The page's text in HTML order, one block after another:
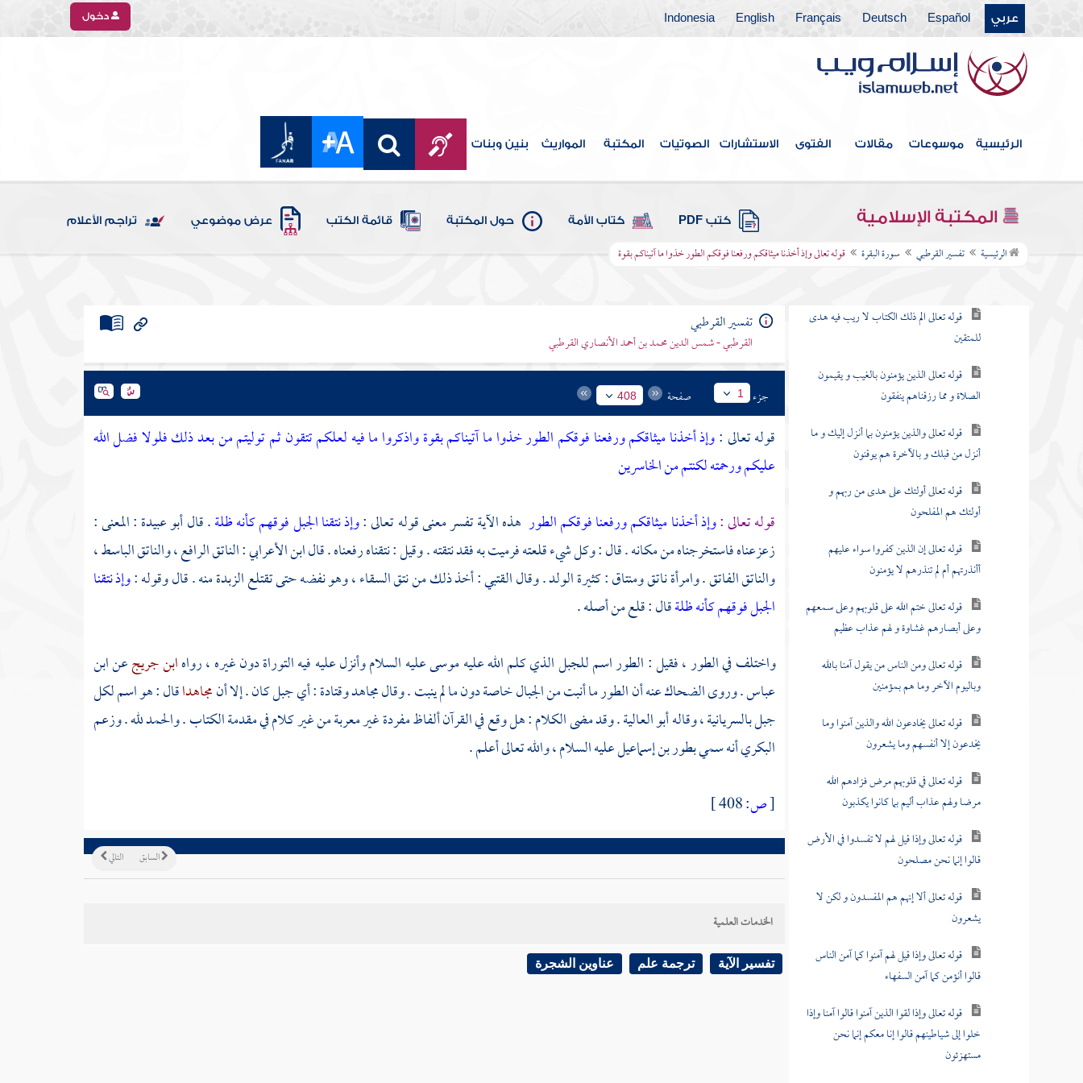
عربي Español
Deutsch
Français
English
Indonesia دخول
الرئيسية موسوعات مقالات الفتوى الاستشارات الصوتيات المكتبة المواريث بنين وبنات
المكتبة الإسلامية كتب PDF كتاب الأمة حول المكتبة قائمة الكتب عرض موضوعي تراجم الأعلام
الرئيسية تفسير القرطبي سورة البقرة قوله تعالى وإذ أخذنا ميثاقكم ورفعنا فوقكم الطور خذوا ما آتيناكم بقوة
باب ما جاء من الحجة في الرد على
من طعن في القرآن وخالف مصحف
عثمان بالزيادة والنقصان
سورة الفاتحة
سورة البقرة
قوله تعالى الم ذلك الكتاب لا ريب فيه هدى
للمتقين
قوله تعالى الذين يؤمنون بالغيب و يقيمون
الصلاة و مما رزقناهم ينفقون
قوله تعالى والذين يؤمنون بما أنزل إليك و ما
أنزل من قبلك و بالآخرة هم يوقنون
قوله تعالى أولئك على هدى من ربهم و
أولئك هم المفلحون
قوله تعالى إن الذين كفروا سواء عليهم
أأنذرتهم أم لم تنذرهم لا يؤمنون
قوله تعالى ختم الله على قلوبهم وعلى سمعهم
وعلى أبصارهم غشاوة و لهم عذاب عظيم
قوله تعالى ومن الناس من يقول آمنا بالله
وباليوم الآخر وما هم بمؤمنين
قوله تعالى يخادعون الله والذين آمنوا وما
يخدعون إلا أنفسهم وما يشعرون
قوله تعالى في قلوبهم مرض فزادهم الله
مرضا ولهم عذاب أليم بما كانوا يكذبون
قوله تعالى وإذا قيل لهم لا تفسدوا في الأرض
قالوا إنما نحن مصلحون
قوله تعالى ألا إنهم هم المفسدون و لكن لا
يشعرون
قوله تعالى وإذا قيل لهم آمنوا كما آمن الناس
قالوا أنؤمن كما آمن السفهاء
قوله تعالى وإذا لقوا الذين آمنوا قالوا آمنا وإذا
خلوا إلى شياطينهم قالوا إنا معكم إنما نحن
مستهزئون
تفسير القرطبي
القرطبي - شمس الدين محمد بن أحمد الأنصاري القرطبي
جزء 1 صفحة 408
قوله تعالى :وإذ أخذنا ميثاقكم ورفعنا فوقكم الطور خذوا ما آتيناكم بقوة واذكروا ما فيه لعلكم تتقون ثم توليتم من بعد ذلك فلولا فضل الله
عليكم ورحمته لكنتم من الخاسرين
قوله تعالى :وإذ أخذنا ميثاقكم ورفعنا فوقكم الطور هذه الآية تفسر معنى قوله تعالى :وإذ نتقنا الجبل فوقهم كأنه ظلة. قالأبو عبيدة: المعنى :
زعزعناه فاستخرجناه من مكانه . قال : وكل شيء قلعته فرميت به فقد نتقته . وقيل : نتقناه رفعناه . قالابن الأعرابي: الناتق الرافع ، والناتق الباسط ،
والناتق الفاتق . وامرأة ناتق ومنتاق : كثيرة الولد . وقالالقتبي: أخذ ذلك من نتق السقاء ، وهو نفضه حتى تقتلع الزبدة منه . قال وقوله :وإذ نتقنا
الجبل فوقهم كأنه ظلةقال : قلع من أصله .
واختلف فيالطور، فقيل :الطوراسم للجبل الذي كلم الله عليهموسىعليه السلام وأنزل عليه فيه التوراة دون غيره ، رواهابن جريجعنابن
عباس. وروىالضحاكعنه أنالطورما أنبت من الجبال خاصة دون ما لم ينبت . وقالمجاهدوقتادة: أي جبل كان . إلا أنمجاهداقال : هو اسم لكل
جبل بالسريانية ، وقالهأبو العالية. وقد مضى الكلام : هل وقع في القرآن ألفاظ مفردة غير معربة من غير كلام في مقدمة الكتاب . والحمد لله . وزعم
البكريأنه سمي بطور بنإسماعيلعليه السلام ، والله تعالى أعلم .
[ص:
التالي السابق
الخدمات العلمية
تفسير الآية ترجمة علم عناوين الشجرة